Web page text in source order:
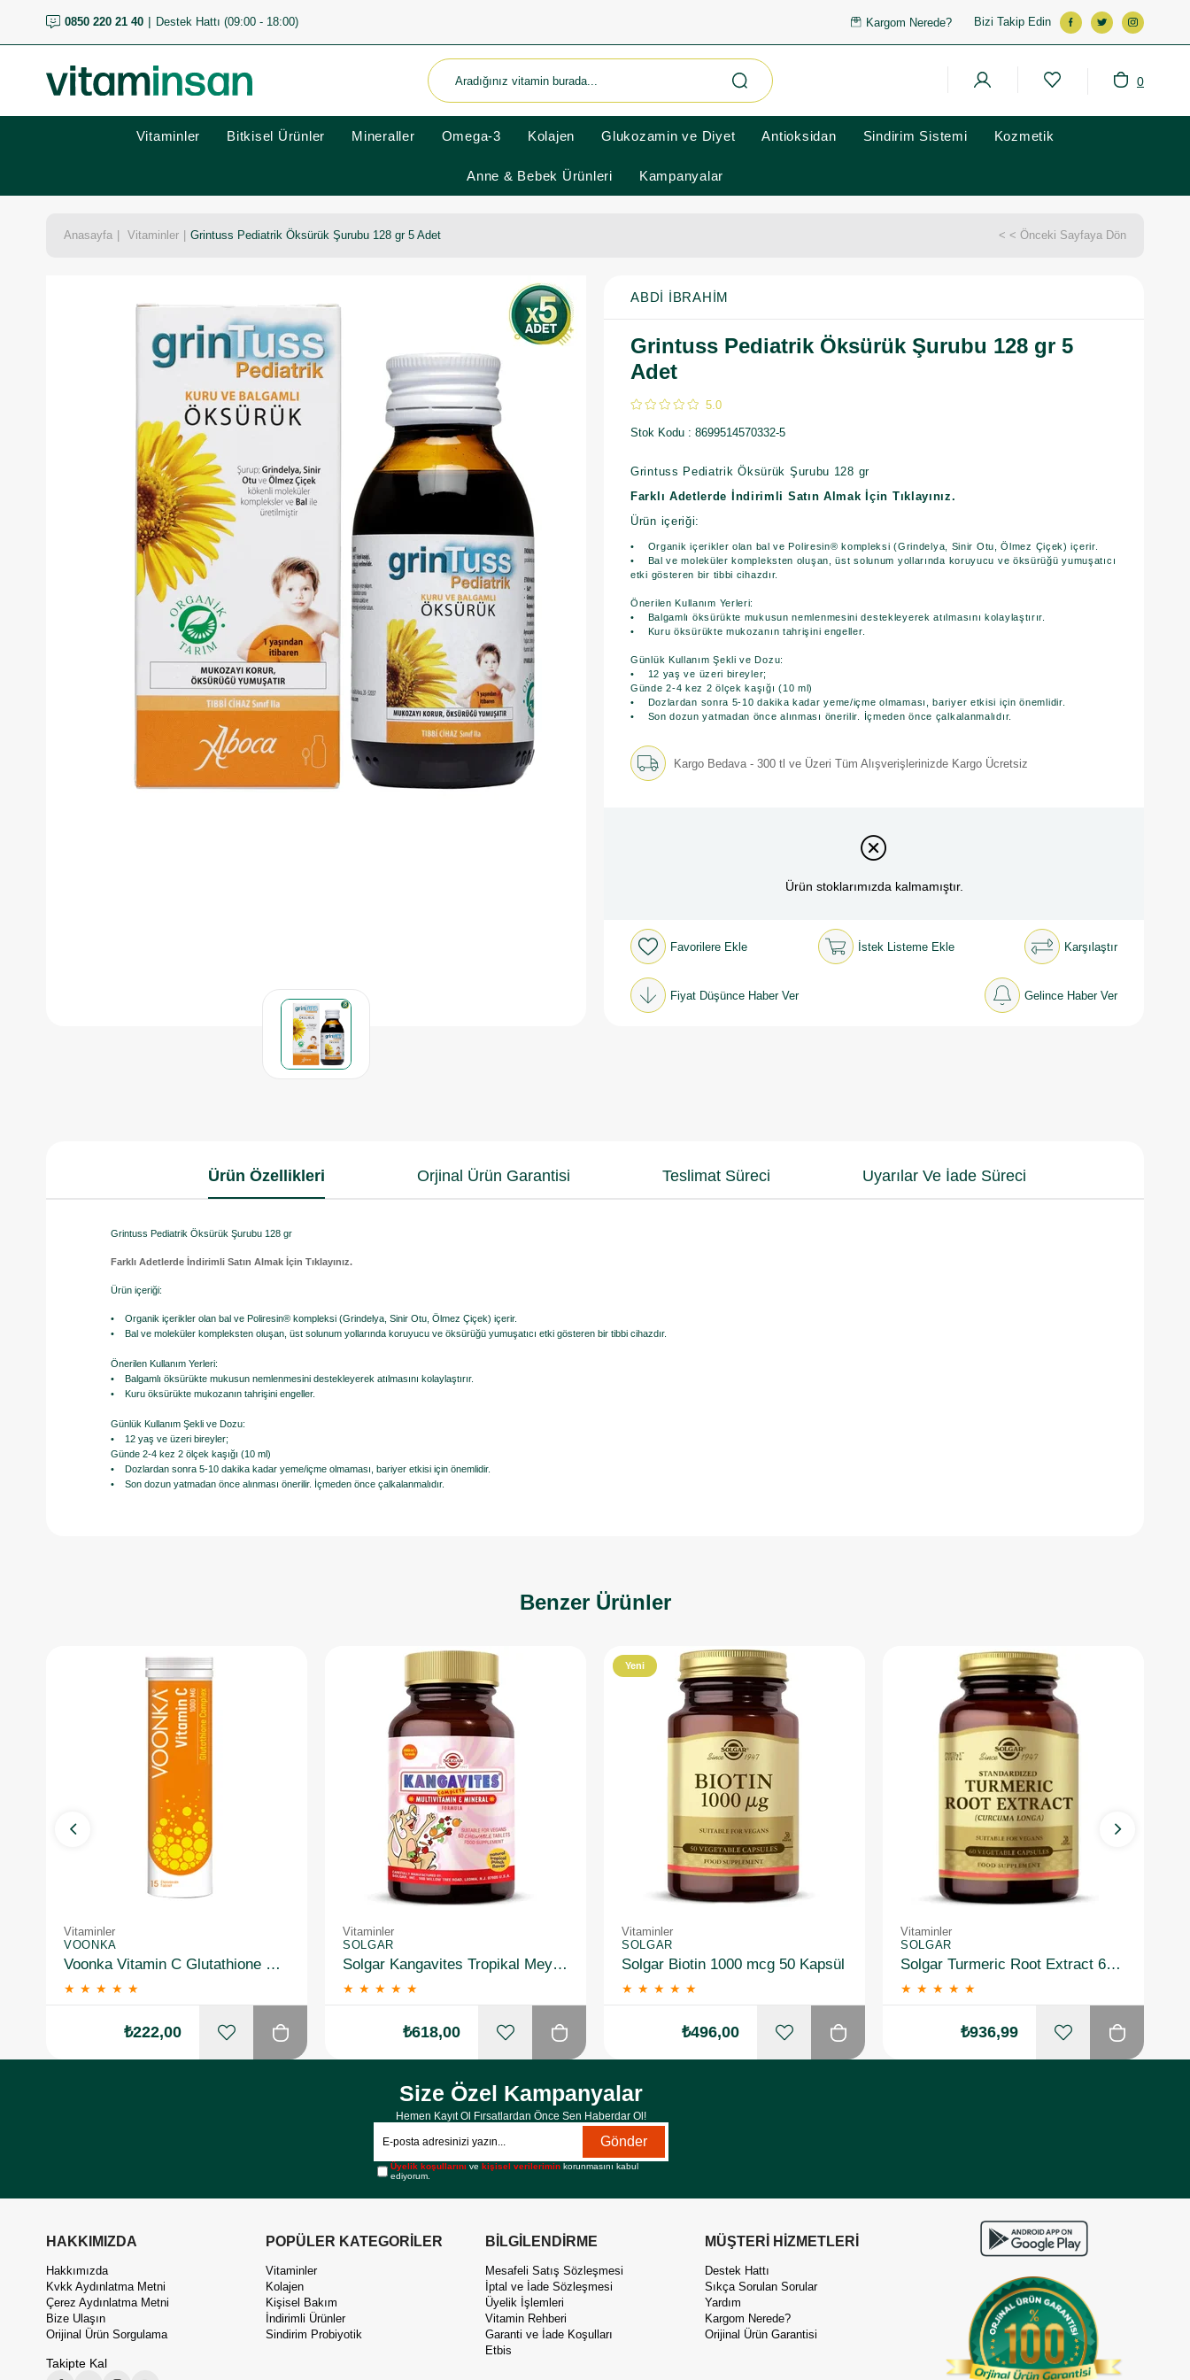
0850 220 21 40 Destek Hattı (09:00 - 18:00) Kargom Nerede? Bizi Takip Edin
0
Vitaminler Bitkisel Ürünler Mineraller Omega-3 Kolajen Glukozamin ve Diyet Antioksidan Sindirim Sistemi Kozmetik
Anne & Bebek Ürünleri Kampanyalar
Anasayfa Vitaminler Grintuss Pediatrik Öksürük Şurubu 128 gr 5 Adet < < Önceki Sayfaya Dön
ABDI İBRAHIM
Grintuss Pediatrik Öksürük Şurubu 128 gr 5
Adet
5.0
Stok Kodu 8699514570332-5
Grintuss Pediatrik Öksürük Şurubu 128 gr
Farklı Adetlerde İndirimli Satın Almak İçin Tıklayınız.
Ürün içeriği:
• Organik içerikler olan bal ve Poliresin® kompleksi (Grindelya, Sinir Otu, Ölmez Çiçek) içerir.
• Bal ve moleküler kompleksten oluşan, üst solunum yollarında koruyucu ve öksürüğü yumuşatıcı
etki gösteren bir tibbi cihazdır.
Önerilen Kullanım Yerleri:
• Balgamlı öksürükte mukusun nemlenmesini destekleyerek atılmasını kolaylaştırır.
• Kuru öksürükte mukozanın tahrişini engeller.
Günlük Kullanım Şekli ve Dozu:
• 12 yaş ve üzeri bireyler;
Günde 2-4 kez 2 ölçek kaşığı (10 ml)
• Dozlardan sonra 5-10 dakika kadar yeme/içme olmaması, bariyer etkisi için önemlidir.
• Son dozun yatmadan önce alınması önerilir. İçmeden önce çalkalanmalıdır.
Kargo Bedava - 300 tl ve Üzeri Tüm Alışverişlerinizde Kargo Ücretsiz
Ürün stoklarımızda kalmamıştır.
Favorilere Ekle İstek Listeme Ekle Karşılaştır
Fiyat Düşünce Haber Ver Gelince Haber Ver
Ürün Özellikleri Orjinal Ürün Garantisi Teslimat Süreci Uyarılar Ve İade Süreci
Grintuss Pediatrik Öksürük Şurubu 128 gr
Farklı Adetlerde İndirimli Satın Almak İçin Tıklayınız.
Ürün içeriği:
• Organik içerikler olan bal ve Poliresin® kompleksi (Grindelya, Sinir Otu, Ölmez Çiçek) içerir.
• Bal ve moleküler kompleksten oluşan, üst solunum yollarında koruyucu ve öksürüğü yumuşatıcı etki gösteren bir tibbi cihazdır.
Önerilen Kullanım Yerleri:
• Balgamlı öksürükte mukusun nemlenmesini destekleyerek atılmasını kolaylaştırır.
• Kuru öksürükte mukozanın tahrişini engeller.
Günlük Kullanım Şekli ve Dozu:
• 12 yaş ve üzeri bireyler;
Günde 2-4 kez 2 ölçek kaşığı (10 ml)
• Dozlardan sonra 5-10 dakika kadar yeme/içme olmaması, bariyer etkisi için önemlidir.
• Son dozun yatmadan önce alınması önerilir. İçmeden önce çalkalanmalıdır.
Benzer Ürünler
Vitaminler
VOONKA
Voonka Vitamin C Glutathione Complex Efervesan 15 Tablet
★ ★ ★ ★ ★
₺222,00
Vitaminler
SOLGAR
Solgar Kangavites Tropikal Meyve Aromalı 60 Tablet
★ ★ ★ ★ ★
₺618,00
Vitaminler
SOLGAR
Solgar Biotin 1000 mcg 50 Kapsül
★ ★ ★ ★ ★
Yeni
₺496,00
Vitaminler
SOLGAR
Solgar Turmeric Root Extract 60 Kapsül
★ ★ ★ ★ ★
₺936,99
Size Özel Kampanyalar
Hemen Kayıt Ol Fırsatlardan Önce Sen Haberdar Ol!
Gönder
Üyelik koşullarını vekişisel verilerimin korunmasını kabul
ediyorum.
HAKKIMIZDA
Hakkımızda
Kvkk Aydınlatma Metni
Çerez Aydınlatma Metni
Bize Ulaşın
Orijinal Ürün Sorgulama
Takipte Kal
POPÜLER KATEGORİLER
Vitaminler
Kolajen
Kişisel Bakım
İndirimli Ürünler
Sindirim Probiyotik
BİLGİLENDİRME
Mesafeli Satış Sözleşmesi
İptal ve İade Sözleşmesi
Üyelik İşlemleri
Vitamin Rehberi
Garanti ve İade Koşulları
Etbis
MÜŞTERİ HİZMETLERİ
Destek Hattı
Sıkça Sorulan Sorular
Yardım
Kargom Nerede?
Orijinal Ürün Garantisi